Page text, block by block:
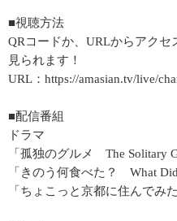
■視聴方法
QRコードか、URLからアク
見られます！
URL：https://amasian.tv/live/
■配信番組
ドラマ
「孤独のグルメ The Solitary
「きのう何食べた？ What Did
「ちょこっと京都に住んでみ